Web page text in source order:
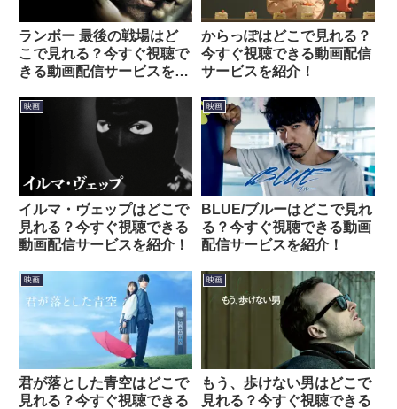
ランボー 最後の戦場はど
こで見れる？今すぐ視聴で
きる動画配信サービスを紹
からっぽはどこで見れる？
今すぐ視聴できる動画配信
サービスを紹介！
映画
イルマ・ヴェップはどこで
見れる？今すぐ視聴できる
動画配信サービスを紹介！
映画
BLUE/ブルーはどこで見れ
る？今すぐ視聴できる動画
配信サービスを紹介！
映画
君が落とした青空はどこで
見れる？今すぐ視聴できる
映画
もう、歩けない男はどこで
見れる？今すぐ視聴できる